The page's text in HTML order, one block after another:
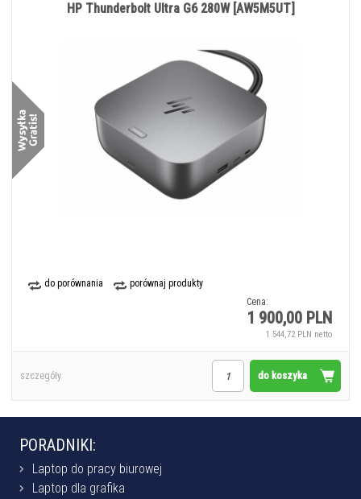
do porównania
porównaj produkty
Cena:
1 900,00 PLN
1 544,72 PLN netto
HP Thunderbolt Ultra G6 280W [AW5M5UT]
do koszyka
szczegóły
PORADNIKI:
Laptop do pracy biurowej
Laptop dla grafika